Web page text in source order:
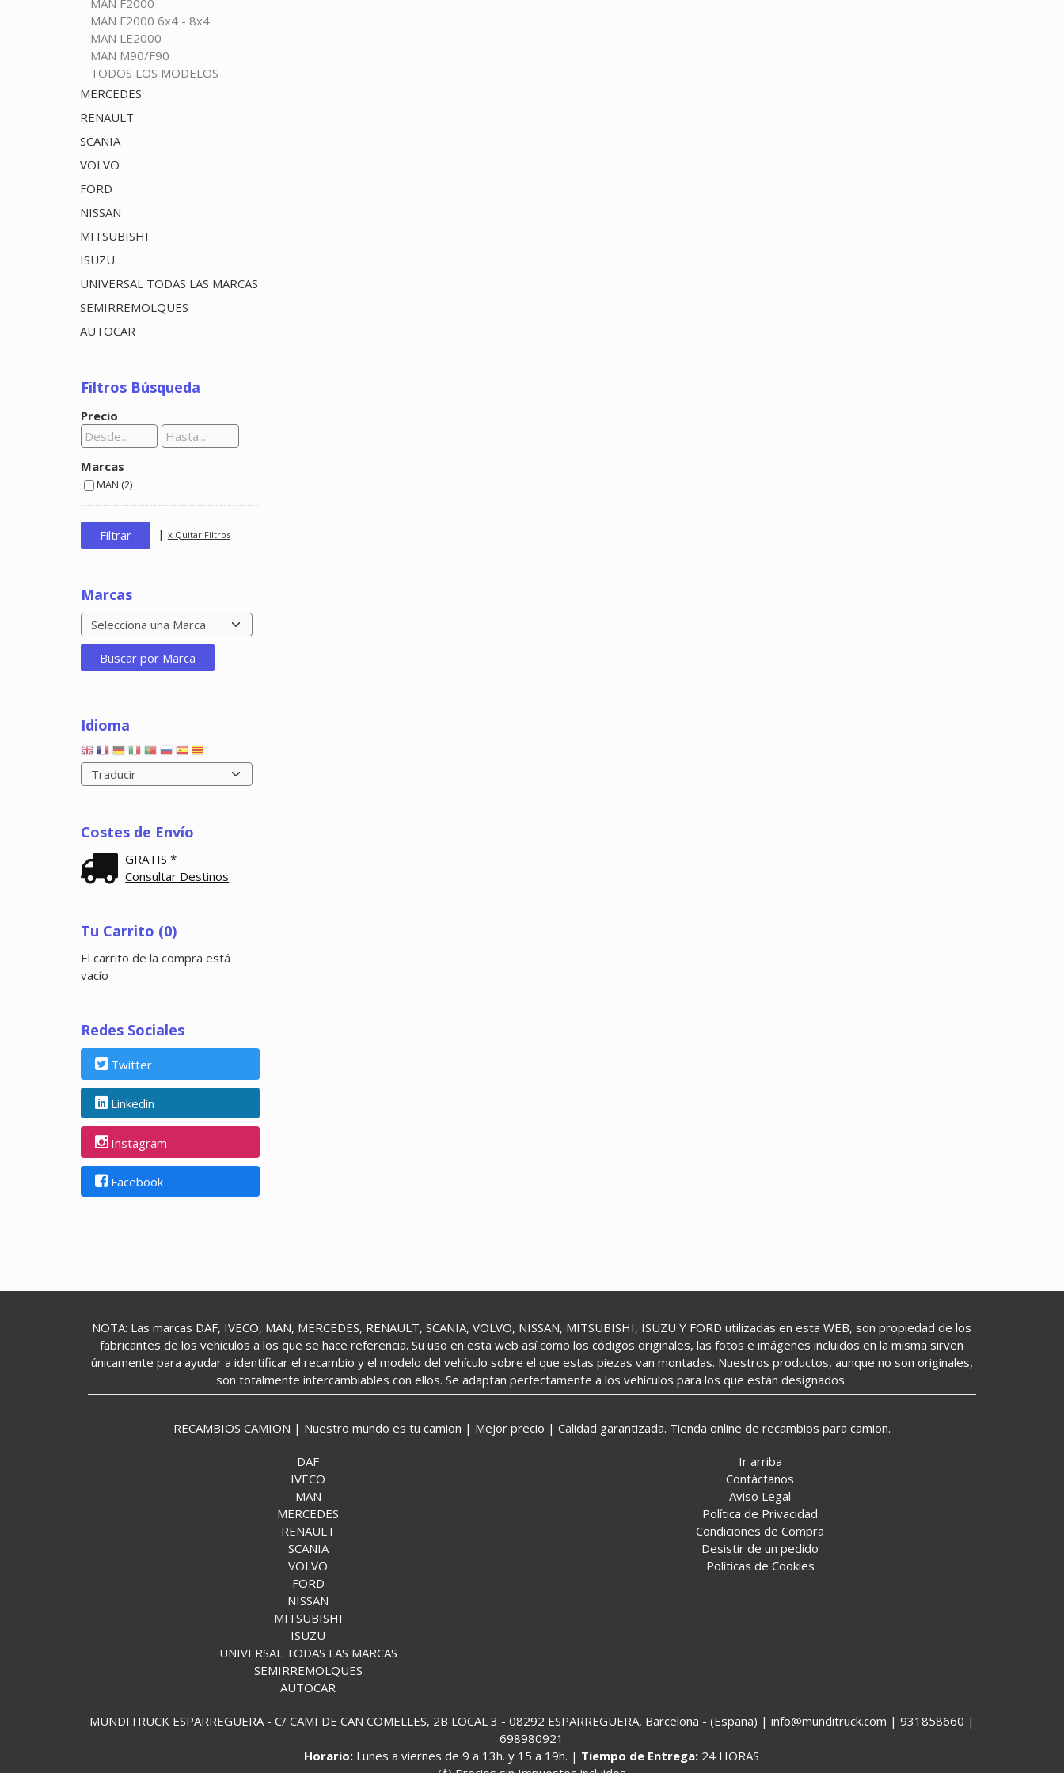
MAN F2000
MAN F2000 6x4 - 8x4
MAN LE2000
MAN M90/F90
TODOS LOS MODELOS
MERCEDES
RENAULT
SCANIA
VOLVO
FORD
NISSAN
MITSUBISHI
ISUZU
UNIVERSAL TODAS LAS MARCAS
SEMIRREMOLQUES
AUTOCAR
Filtros Búsqueda
Precio
Marcas
MAN (2)
| x Quitar Filtros
Marcas
Idioma
Costes de Envío
GRATIS *
Consultar Destinos
Tu Carrito (0)
El carrito de la compra está
vacío
Redes Sociales
Twitter
Linkedin
Instagram
Facebook
NOTA: Las marcas DAF, IVECO, MAN, MERCEDES, RENAULT, SCANIA, VOLVO, NISSAN, MITSUBISHI, ISUZU Y FORD utilizadas en esta WEB, son propiedad de los
fabricantes de los vehículos a los que se hace referencia. Su uso en esta web así como los códigos originales, las fotos e imágenes incluidos en la misma sirven
únicamente para ayudar a identificar el recambio y el modelo del vehículo sobre el que estas piezas van montadas. Nuestros productos, aunque no son originales,
son totalmente intercambiables con ellos. Se adaptan perfectamente a los vehículos para los que están designados.
RECAMBIOS CAMION | Nuestro mundo es tu camion | Mejor precio | Calidad garantizada. Tienda online de recambios para camion.
DAF
IVECO
MAN
MERCEDES
RENAULT
SCANIA
VOLVO
FORD
NISSAN
MITSUBISHI
ISUZU
UNIVERSAL TODAS LAS MARCAS
SEMIRREMOLQUES
AUTOCAR
Ir arriba
Contáctanos
Aviso Legal
Política de Privacidad
Condiciones de Compra
Desistir de un pedido
Políticas de Cookies
MUNDITRUCK ESPARREGUERA - C/ CAMI DE CAN COMELLES, 2B LOCAL 3 - 08292 ESPARREGUERA, Barcelona - (España) | info@munditruck.com | 931858660 |
698980921
Horario: Lunes a viernes de 9 a 13h. y 15 a 19h. | Tiempo de Entrega: 24 HORAS